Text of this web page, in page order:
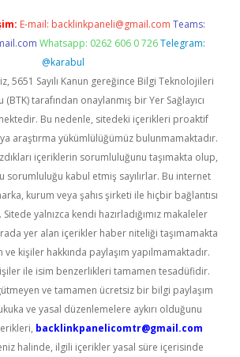
E-mail: backlinkpaneli@gmail.com Teams:
Whatsapp: 0262 606 0 726 Telegram:
@karabul
5651 Sayılı Kanun gereğince Bilgi Teknolojileri
tarafından onaylanmış bir Yer Sağlayıcı
Bu nedenle, sitedeki içerikleri proaktif
araştırma yükümlülüğümüz bulunmamaktadır.
içeriklerin sorumluluğunu taşımakta olup,
sorumluluğu kabul etmiş sayılırlar. Bu internet
kurum veya şahıs şirketi ile hiçbir bağlantısı
yalnızca kendi hazırladığımız makaleler
yer alan içerikler haber niteliği taşımamakta
kişiler hakkında paylaşım yapılmamaktadır.
ile isim benzerlikleri tamamen tesadüfidir.
ve tamamen ücretsiz bir bilgi paylaşım
ve yasal düzenlemelere aykırı olduğunu
backlinkpanelicomtr@gmail.com
halinde, ilgili içerikler yasal süre içerisinde